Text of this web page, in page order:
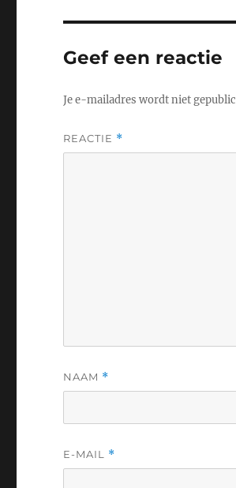
Geef een reactie
Je e-mailadres wordt niet
REACTIE *
NAAM *
E-MAIL *